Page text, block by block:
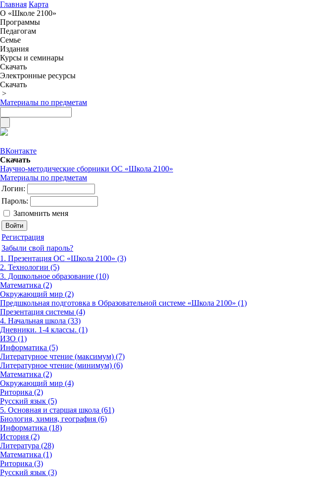
Главная Карта
О «Школе 2100»
Программы
Педагогам
Семье
Издания
Курсы и семинары
Скачать
Электронные ресурсы
Скачать
>
Материалы по предметам
ВКонтакте
Скачать
Научно-методические сборники ОС «Школа 2100»
Материалы по предметам
Логин:
Пароль:
Запомнить меня
Регистрация
Забыли свой пароль?
1. Презентация ОС «Школа 2100» (3)
2. Технологии (5)
3. Дошкольное образование (10)
Математика (2)
Окружающий мир (2)
Предшкольная подготовка в Образовательной системе «Школа 2100» (1)
Презентация системы (4)
4. Начальная школа (33)
Дневники. 1-4 классы. (1)
ИЗО (1)
Информатика (5)
Литературное чтение (максимум) (7)
Литературное чтение (минимум) (6)
Математика (2)
Окружающий мир (4)
Риторика (2)
Русский язык (5)
5. Основная и старшая школа (61)
Биология, химия, география (6)
Информатика (18)
История (2)
Литература (28)
Математика (1)
Риторика (3)
Русский язык (3)